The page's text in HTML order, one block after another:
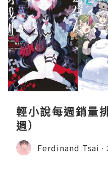
輕小說每週銷量
週）
Ferdinand Tsai